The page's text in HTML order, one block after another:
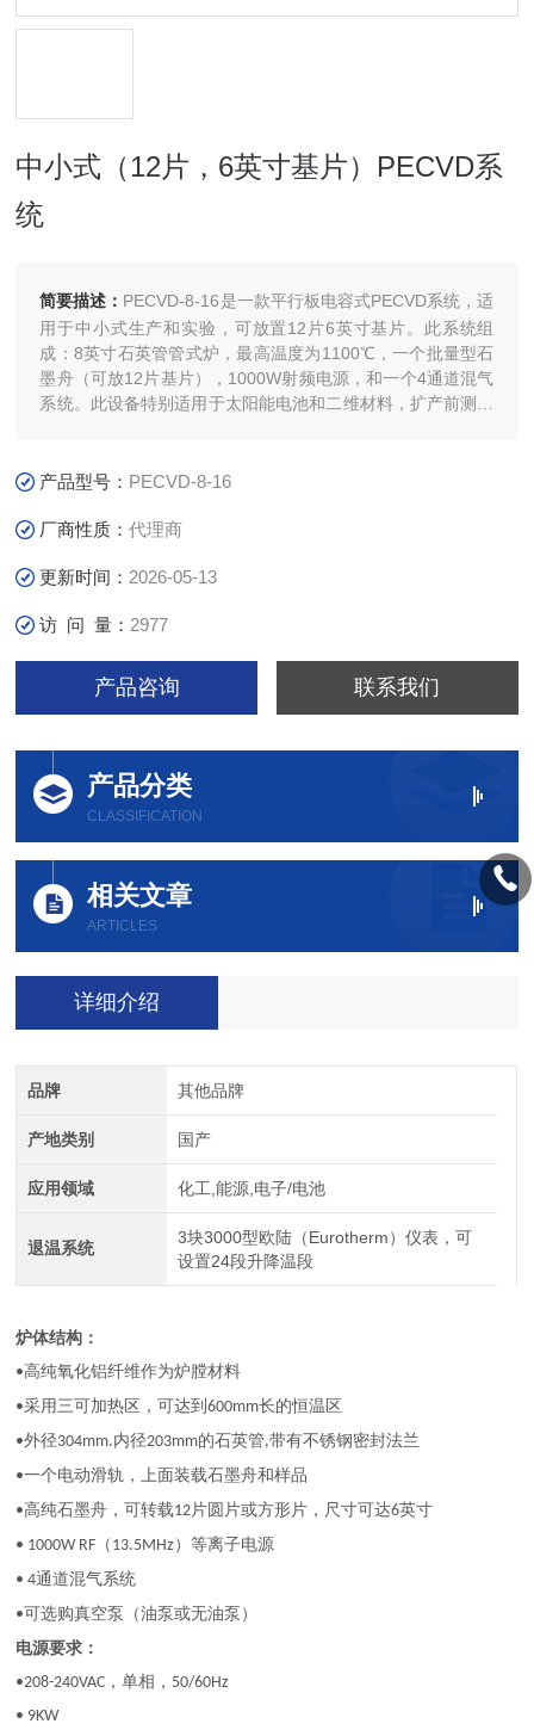
中小式（12片，6英寸基片）PECVD系
统
简要描述： PECVD-8-16是一款平行板电容式PECVD系统，适
用于中小式生产和实验，可放置12片6英寸基片。此系统组
成：8英寸石英管管式炉，最高温度为1100℃，一个批量型石
墨舟（可放12片基片），1000W射频电源，和一个4通道混气
系统。此设备特别适用于太阳能电池和二维材料，扩产前测试
产品型号： PECVD-8-16
厂商性质：代理商
更新时间： 2026-05-13
访 问 量： 2977
产品咨询 联系我们
产品分类
CLASSIFICATION
相关文章
ARTICLES
详细介绍
品牌 其他品牌
产地类别 国产
应用领域 化工,能源,电子/电池
退温系统
3块3000型欧陆（Eurotherm）仪表，可
设置24段升降温段
炉体结构：
•高纯氧化铝纤维作为炉膛材料
•采用三可加热区，可达到600mm长的恒温区
•外径304mm.内径203mm的石英管,带有不锈钢密封法兰
•一个电动滑轨，上面装载石墨舟和样品
•高纯石墨舟，可转载12片圆片或方形片，尺寸可达6英寸
• 1000W RF （ 13.5MHz ）等离子电源
• 4通道混气系统
•可选购真空泵（油泵或无油泵）
电源要求：
•208-240VAC ，单相， 50/60Hz
• 9KW